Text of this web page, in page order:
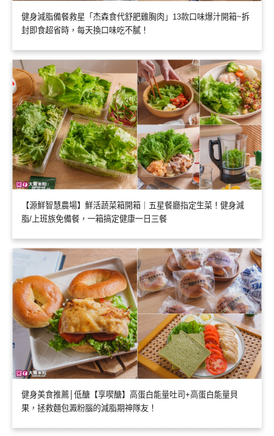
健身減脂備餐救星「杰森食代舒肥雞胸肉」13款口味爆汁開箱~拆
封即食超省時，每天換口味吃不膩！
【源鮮智慧農場】鮮活蔬菜箱開箱｜五星餐廳指定生菜！健身減
脂/上班族免備餐，一箱搞定健康一日三餐
健身美食推薦│低醣【享喫醣】高蛋白能量吐司+高蛋白能量貝
果，拯救麵包澱粉腦的減脂期神隊友！